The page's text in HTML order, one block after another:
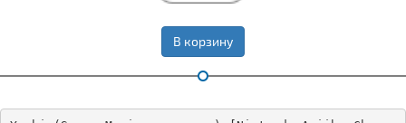
В корзину